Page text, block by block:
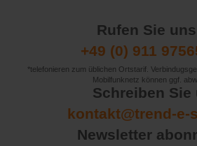
Rufen Sie
+49 (0) 911
*telefonieren zum üblichen Ortstarif.
Mobilfunknetz können ggf.
Schreiben Sie
kontakt@trend-e-
Newsletter